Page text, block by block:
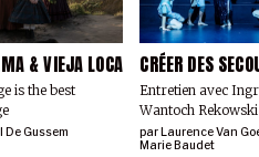
& VIEJA LOCA
is the best
De Gussem
CRÉER DES
Entretien avec
Wantoch Rekowski
par Laurence Van
Marie Baudet